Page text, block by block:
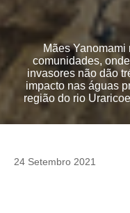
Mães Yanomami
comunidades,
invasores não dão
impacto nas águas
região do rio
24 Setembro 2021